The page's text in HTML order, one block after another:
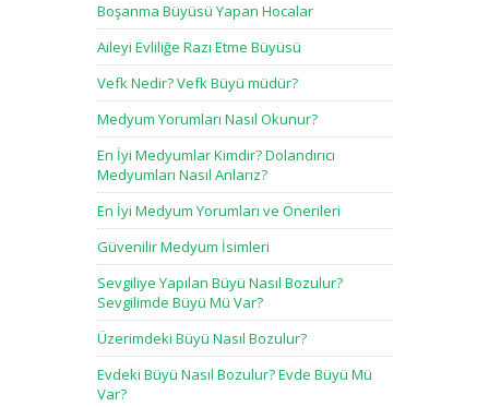
Boşanma Büyüsü Yapan Hocalar
Aileyi Evliliğe Razı Etme Büyüsü
Vefk Nedir? Vefk Büyü müdür?
Medyum Yorumları Nasıl Okunur?
En İyi Medyumlar Kimdir? Dolandırıcı
Medyumları Nasıl Anlarız?
En İyi Medyum Yorumları ve Önerileri
Güvenilir Medyum İsimleri
Sevgiliye Yapılan Büyü Nasıl Bozulur?
Sevgilimde Büyü Mü Var?
Üzerimdeki Büyü Nasıl Bozulur?
Evdeki Büyü Nasıl Bozulur? Evde Büyü Mü
Var?